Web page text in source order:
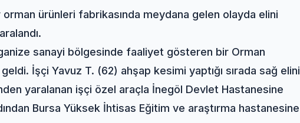
ürünleri fabrikasında meydana gelen olayda elini
sanayi bölgesinde faaliyet gösteren bir Orman
İşçi Yavuz T. (62) ahşap kesimi yaptığı sırada sağ elini
yaralanan işçi özel araçla İnegöl Devlet Hastanesine
Bursa Yüksek İhtisas Eğitim ve araştırma hastanesine